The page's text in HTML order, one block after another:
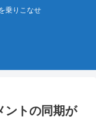
乗りこなせ
ントの同期が